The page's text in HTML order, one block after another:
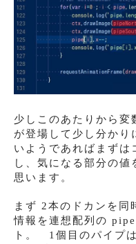
少しこのあたりから変
が登場して少し分かり
いようであればまずは
し、気になる部分の値
思います。
まず 2本のドカンを同
情報を連想配列の
ト。 1個目のパイプ